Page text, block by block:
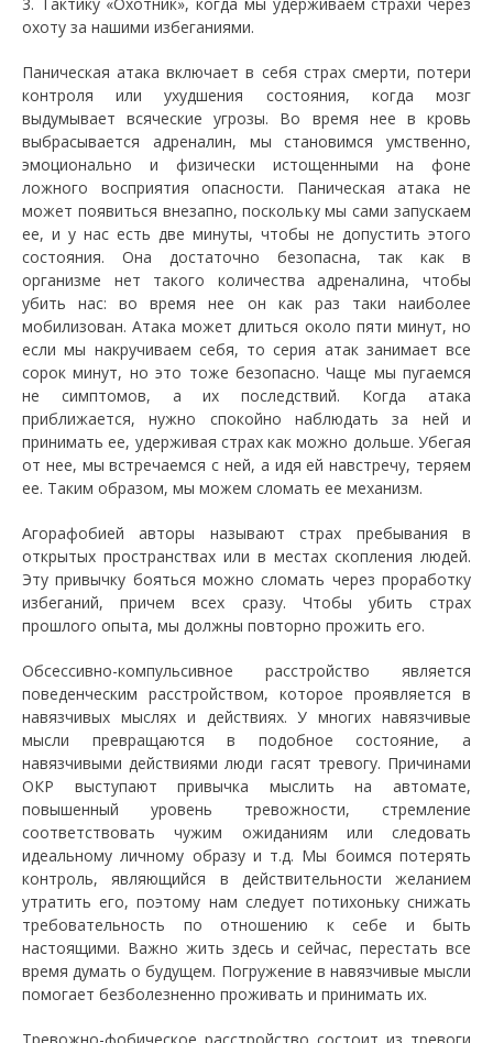
охоту за нашими избеганиями.
Паническая атака включает в себя страх смерти, потери
контроля или ухудшения состояния, когда мозг
выдумывает всяческие угрозы. Во время нее в кровь
выбрасывается адреналин, мы становимся умственно,
эмоционально и физически истощенными на фоне
ложного восприятия опасности. Паническая атака не
может появиться внезапно, поскольку мы сами запускаем
ее, и у нас есть две минуты, чтобы не допустить этого
состояния. Она достаточно безопасна, так как в
организме нет такого количества адреналина, чтобы
убить нас: во время нее он как раз таки наиболее
мобилизован. Атака может длиться около пяти минут, но
если мы накручиваем себя, то серия атак занимает все
сорок минут, но это тоже безопасно. Чаще мы пугаемся
не симптомов, а их последствий. Когда атака
приближается, нужно спокойно наблюдать за ней и
принимать ее, удерживая страх как можно дольше. Убегая
от нее, мы встречаемся с ней, а идя ей навстречу, теряем
ее. Таким образом, мы можем сломать ее механизм.
Агорафобией авторы называют страх пребывания в
открытых пространствах или в местах скопления людей.
Эту привычку бояться можно сломать через проработку
избеганий, причем всех сразу. Чтобы убить страх
прошлого опыта, мы должны повторно прожить его.
Обсессивно-компульсивное расстройство является
поведенческим расстройством, которое проявляется в
навязчивых мыслях и действиях. У многих навязчивые
мысли превращаются в подобное состояние, а
навязчивыми действиями люди гасят тревогу. Причинами
ОКР выступают привычка мыслить на автомате,
повышенный уровень тревожности, стремление
соответствовать чужим ожиданиям или следовать
идеальному личному образу и т.д. Мы боимся потерять
контроль, являющийся в действительности желанием
утратить его, поэтому нам следует потихоньку снижать
требовательность по отношению к себе и быть
настоящими. Важно жить здесь и сейчас, перестать все
время думать о будущем. Погружение в навязчивые мысли
помогает безболезненно проживать и принимать их.